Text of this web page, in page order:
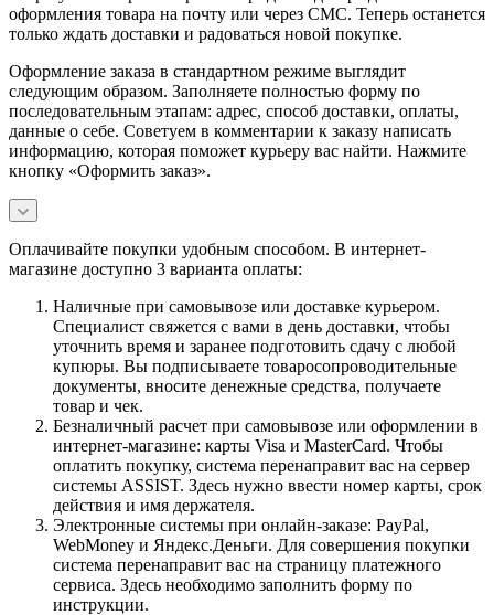
оформления товара на почту или через СМС. Теперь останется
только ждать доставки и радоваться новой покупке.
Оформление заказа в стандартном режиме выглядит
следующим образом. Заполняете полностью форму по
последовательным этапам: адрес, способ доставки, оплаты,
данные о себе. Советуем в комментарии к заказу написать
информацию, которая поможет курьеру вас найти. Нажмите
кнопку «Оформить заказ».
Оплачивайте покупки удобным способом. В интернет-
магазине доступно 3 варианта оплаты:
Наличные при самовывозе или доставке курьером.
Специалист свяжется с вами в день доставки, чтобы
уточнить время и заранее подготовить сдачу с любой
купюры. Вы подписываете товаросопроводительные
документы, вносите денежные средства, получаете
товар и чек.
Безналичный расчет при самовывозе или оформлении в
интернет-магазине: карты Visa и MasterCard. Чтобы
оплатить покупку, система перенаправит вас на сервер
системы ASSIST. Здесь нужно ввести номер карты, срок
действия и имя держателя.
Электронные системы при онлайн-заказе: PayPal,
WebMoney и Яндекс.Деньги. Для совершения покупки
система перенаправит вас на страницу платежного
сервиса. Здесь необходимо заполнить форму по
инструкции.